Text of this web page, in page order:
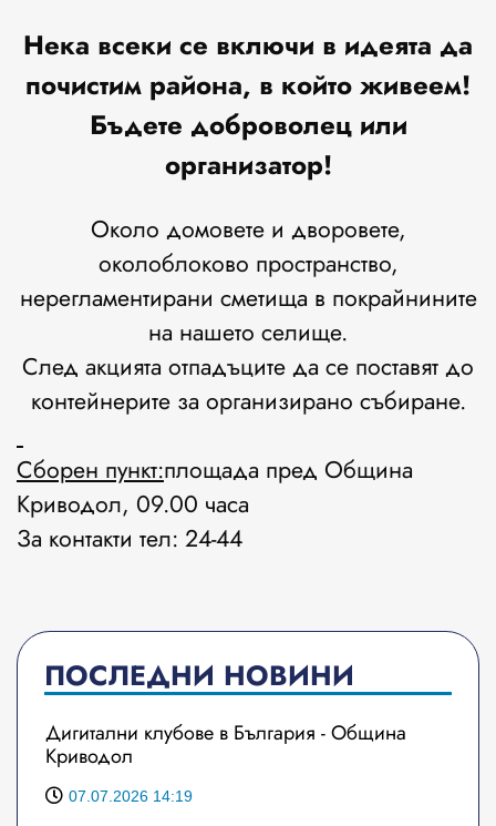
Нека всеки се включи в идеята да
почистим района, в който живеем!
Бъдете доброволец или
организатор!
Около домовете и дворовете,
околоблоково пространство,
нерегламентирани сметища в покрайнините
на нашето селище.
След акцията отпадъците да се поставят до
контейнерите за организирано събиране.
Сборен пункт:площада пред Община
Криводол, 09.00 часа
За контакти тел: 24-44
ПОСЛЕДНИ НОВИНИ
Дигитални клубове в България - Община
Криводол
07.07.2026 14:19